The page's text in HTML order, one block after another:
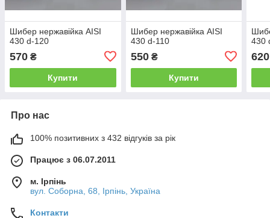
Шибер нержавійка AISI
430 d-120
570 ₴
Купити
Шибер нержавійка AISI
430 d-110
550₴
Купити
430
620
Про нас
100% позитивних з 432 відгуків за рік
Працює з 06.07.2011
м. Ірпінь
вул. Соборна, 68, Ірпінь, Україна
Контакти